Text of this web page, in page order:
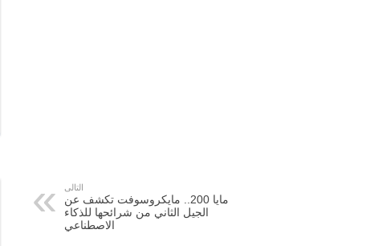
التالى
مايا 200.. مايكروسوفت تكشف عن
الجيل الثاني من شرائحها للذكاء
الاصطناعي